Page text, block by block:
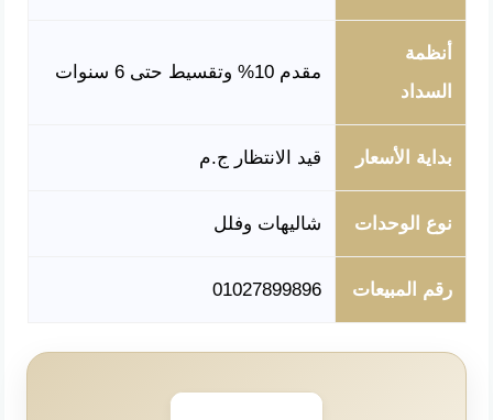
أنظمة
السداد
مقدم 10% وتقسيط حتى 6 سنوات
بداية الأسعار قيد الانتظار ج.م
نوع الوحدات شاليهات وفلل
رقم المبيعات 01027899896